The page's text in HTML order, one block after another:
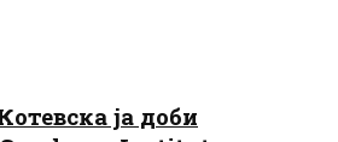
ја доби